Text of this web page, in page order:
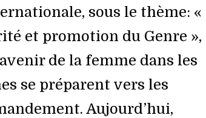
sous le thème: «
et promotion du Genre »,
de la femme dans les
se préparent vers les
Aujourd’hui,